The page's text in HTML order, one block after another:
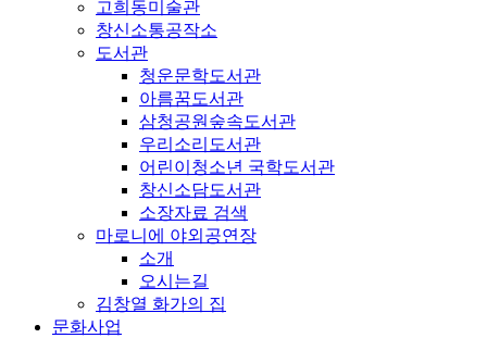
고희동미술관
창신소통공작소
도서관
청운문학도서관
아름꿈도서관
삼청공원숲속도서관
우리소리도서관
어린이청소년 국학도서관
창신소담도서관
소장자료 검색
마로니에 야외공연장
소개
오시는길
김창열 화가의 집
문화사업